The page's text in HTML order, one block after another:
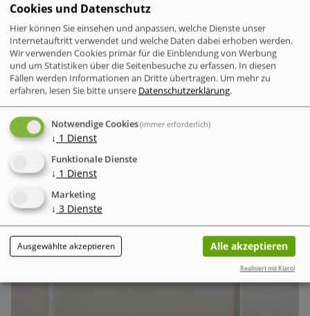
Diesen Beitrag teilen
Twitter Facebook LinkedIn Xing tumblr
WEITERE MELDUNGEN ZUM THEMA
Verschlüsselung & Datensicherheit
Mac-Nutzer sind häufiger von Cyberattacken
betroffen als Windows-Nutzer
Cookies und Datenschutz
Hier können Sie einsehen und anpassen, welche Dienste unser
Internetauftritt verwendet und welche Daten dabei erhoben werden.
Wir verwenden Cookies primär für die Einblendung von Werbung
und um Statistiken über die Seitenbesuche zu erfassen. In diesen
Fällen werden Informationen an Dritte übertragen. Um mehr zu
erfahren, lesen Sie bitte unsere Datenschutzerklärung.
Notwendige Cookies(immer erforderlich)
↓ 1 Dienst
Funktionale Dienste
↓ 1 Dienst
Marketing
↓ 3 Dienste
Ausgewählte akzeptieren Alle akzeptieren
Realisiert mit Klaro!